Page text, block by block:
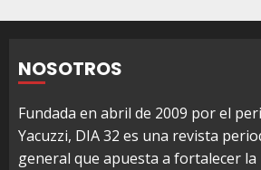
NOSOTROS
Fundada en abril de 2009 por el
Yacuzzi, DIA 32 es una revista
general que apuesta a fortalecer la